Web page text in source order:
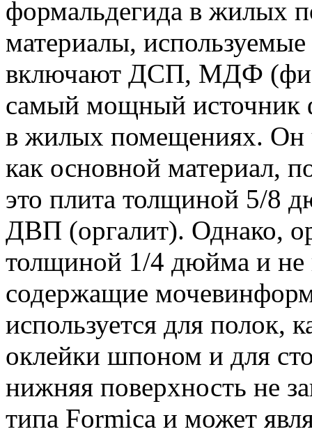
формальдегида в жилых
материалы,
включают ДСП, МДФ
самый мощный источник
в жилых помещениях. Он
как основной материал,
это плита толщиной 5/8
ДВП (оргалит). Однако,
толщиной 1/4 дюйма и не
содержащие
используется для полок,
оклейки шпоном и для
нижняя поверхность не
типа Formica и может